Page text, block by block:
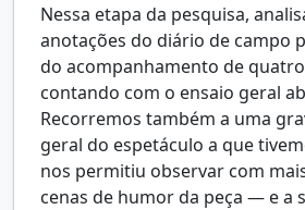
Nessa etapa da pesquisa,
anotações do diário de campo
do acompanhamento de
contando com o ensaio geral
Recorremos também a uma
geral do espetáculo a que
nos permitiu observar com
cenas de humor da peça — e a